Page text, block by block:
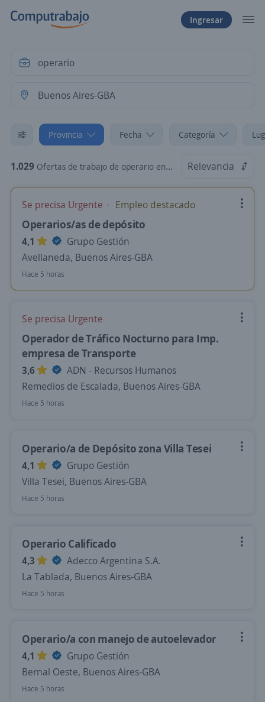
Ingresar
Provincia Fecha Categoría
1.029 Ofertas de trabajo de operario en Buenos Aires-GBA Relevancia
Se precisa Urgente Empleo destacado
Operarios/as de depósito
4,1
Grupo Gestión
Avellaneda, Buenos Aires-GBA
Hace 5 horas
Se precisa Urgente
Operador de Tráfico Nocturno para Imp.
empresa de Transporte
3,6
ADN - Recursos Humanos
Remedios de Escalada, Buenos Aires-GBA
Hace 5 horas
Operario/a de Depósito zona Villa Tesei
4,1
Grupo Gestión
Villa Tesei, Buenos Aires-GBA
Hace 5 horas
Operario Calificado
4,3
Adecco Argentina S.A.
La Tablada, Buenos Aires-GBA
Hace 5 horas
Operario/a con manejo de autoelevador
4,1
Grupo Gestión
Bernal Oeste, Buenos Aires-GBA
Hace 5 horas